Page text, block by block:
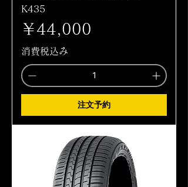
K435
価格
￥44,000
消費税込み
注文予約